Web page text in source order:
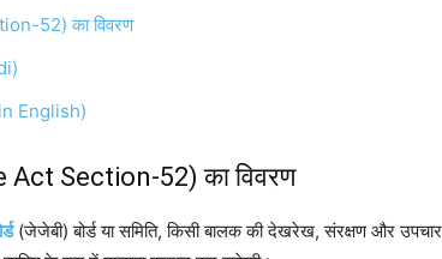
52) का विवरण
English)
Act Section-52) का विवरण
(जेजेबी) बोर्ड या समिति, किसी बालक की देखरेख, संरक्षण और उपचार